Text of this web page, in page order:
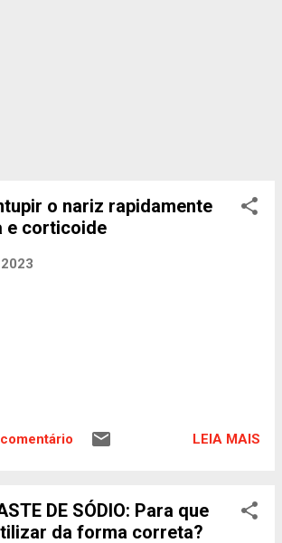
o nariz rapidamente
e corticoide
LEIA MAIS
DE SÓDIO: Para que
da forma correta?